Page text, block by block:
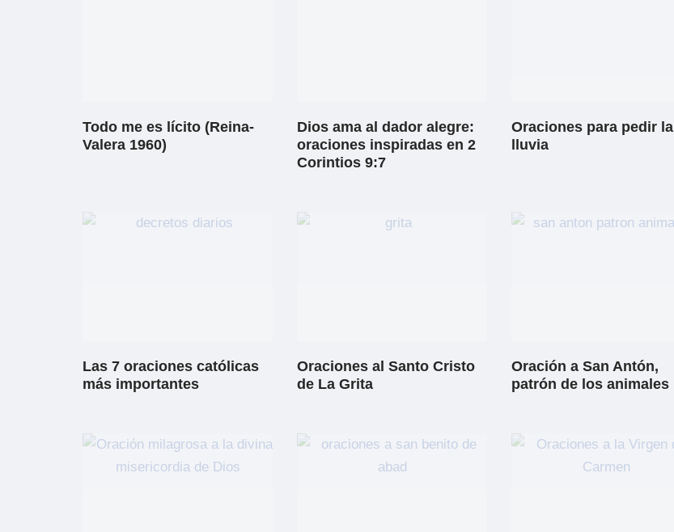
Todo me es lícito (Reina-
Valera 1960)
Dios ama al dador alegre:
oraciones inspiradas en 2
Corintios 9:7
Oraciones para pedir la
lluvia
Las 7 oraciones católicas
más importantes
Oraciones al Santo Cristo
de La Grita
Oración a San Antón,
patrón de los animales